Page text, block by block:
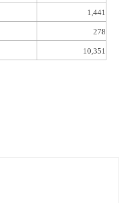
1,441
278
10,351